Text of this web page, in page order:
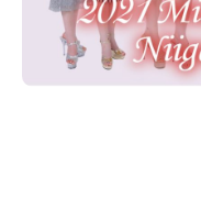
忘新年会・歓送迎会